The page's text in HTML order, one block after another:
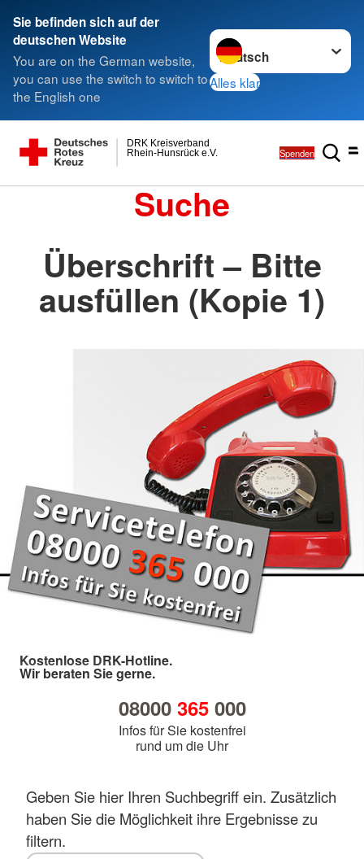
Sie befinden sich auf der
deutschen Website
You are on the German website,
you can use the switch to switch to
the English one
Sprache wechseln zu
Alles klar
Rhein-Hunsrück e.V.
DRK Kreisverband
Spenden
Suche
Überschrift – Bitte
ausfüllen (Kopie 1)
Kostenlose DRK-Hotline.
Wir beraten Sie gerne.
08000 365000
Infos für Sie kostenfrei
rund um die Uhr
Geben Sie hier Ihren Suchbegriff ein. Zusätzlich
haben Sie die Möglichkeit ihre Ergebnisse zu
filtern.